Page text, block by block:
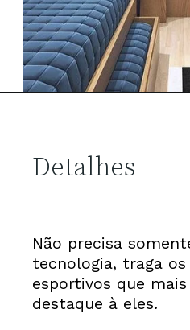
Não precisa
tecnologia, traga
esportivos que
destaque à eles.
Detalhes